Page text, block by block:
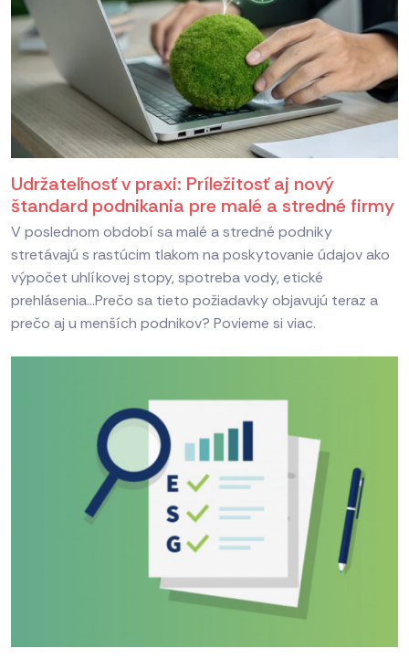
Udržateľnosť v praxi: Príležitosť aj nový
štandard podnikania pre malé a stredné firmy
V poslednom období sa malé a stredné podniky
stretávajú s rastúcim tlakom na poskytovanie údajov ako
výpočet uhlíkovej stopy, spotreba vody, etické
prehlásenia...Prečo sa tieto požiadavky objavujú teraz a
prečo aj u menších podnikov? Povieme si viac.